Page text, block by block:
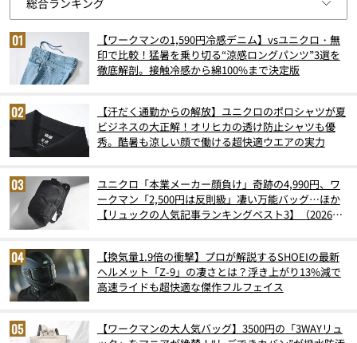
【ワークマンの1,590円冷感デニム】vsユニクロ・無
印で比較！猛暑を乗り切る“涼感ロングパンツ”3選を
徹底解剖。接触冷感から綿100%まで決定版
【汗だく通勤からの解放】ユニクロのポロシャツが夏
ビジネスの大正解！オリヒカの透け防止シャツも優
秀。酷暑も涼しい顔で働ける超快適ウエアの実力
ユニクロ「本業メーカー顔負け」奇跡の4,990円、ワ
ークマン「2,500円は反則級」凄い万能バッグ…ほか
【リュックの人気記事ランキングベスト3】（2026年
【換気量1.9倍の衝撃】プロが解説するSHOEIの最新
ヘルメット「Z-9」の凄さとは？浮き上がり13%減で
高速ライドも超快適な傑作フルフェイス
【ワークマンの大人気バッグ】3500円の「3WAYリュ